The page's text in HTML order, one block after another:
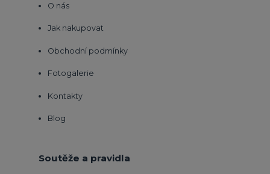
O nás
Jak nakupovat
Obchodní podmínky
Fotogalerie
Kontakty
Blog
Soutěže a pravidla